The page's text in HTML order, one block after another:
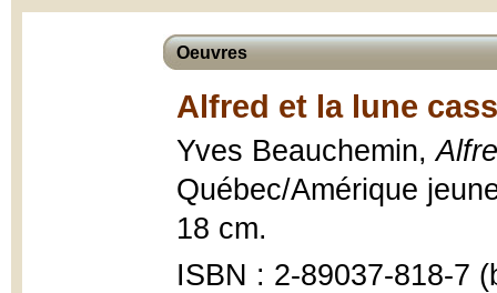
Oeuvres
Alfred et la lune
Yves Beauchemin,
Québec/Amérique
18 cm.
ISBN : 2-89037-818-7